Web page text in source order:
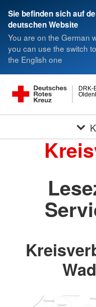
Sie befinden sich auf
deutschen Website
You are on the German
you can use the switch
the English one
DRK-